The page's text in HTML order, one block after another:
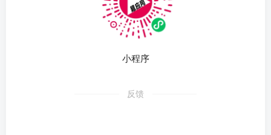
小程序
反馈